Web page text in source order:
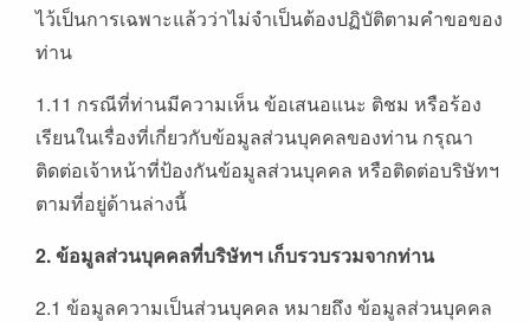
ไว้เป็นการเฉพาะแล้วว่าไม่จำเป็นต้องปฏิบัติตามคำขอของ
ท่าน
1.11 กรณีที่ท่านมีความเห็น ข้อเสนอแนะ ติชม หรือร้อง
เรียนในเรื่องที่เกี่ยวกับข้อมูลส่วนบุคคลของท่าน กรุณา
ติดต่อเจ้าหน้าที่ป้องกันข้อมูลส่วนบุคคล หรือติดต่อบริษัทฯ
ตามที่อยู่ด้านล่างนี้
2.ข้อมูลส่วนบุคคลที่บริษัทฯ เก็บรวบรวมจากท่าน
2.1 ข้อมูลความเป็นส่วนบุคคล หมายถึง ข้อมูลส่วนบุคคล